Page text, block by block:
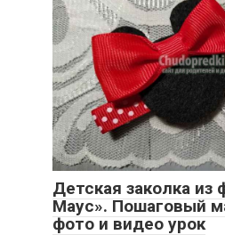
Детская заколка из
Маус». Пошаговый
фото и видео урок